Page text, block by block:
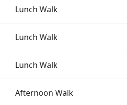
Lunch Walk
Lunch Walk
Lunch Walk
Afternoon Walk